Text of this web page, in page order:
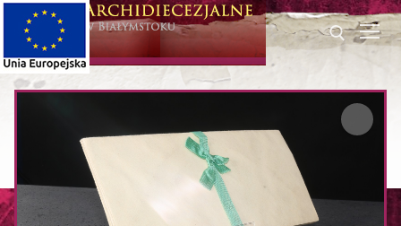
Przeskocz
treści